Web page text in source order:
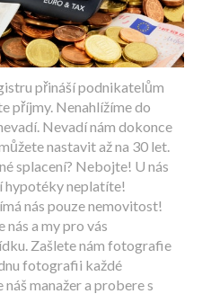
přináší podnikatelům
příjmy. Nenahlížíme do
Nevadí nám dokonce
nastavit až na 30 let.
splacení? Nebojte! U nás
hypotéky neplatíte!
nás pouze nemovitost!
a my pro vás
Zašlete nám fotografie
fotografii každé
manažer a probere s